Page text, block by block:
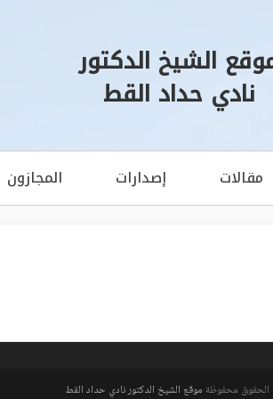
الشيخ الدكتور
نادي حداد القط
مقالات إصدارات المجازون
الحقوق محفوظة موقع الشيخ الدكتور نادي حداد القط